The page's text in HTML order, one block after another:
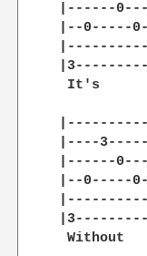
|------
|--0-----
It's
|----
|------
|--0-----
Without